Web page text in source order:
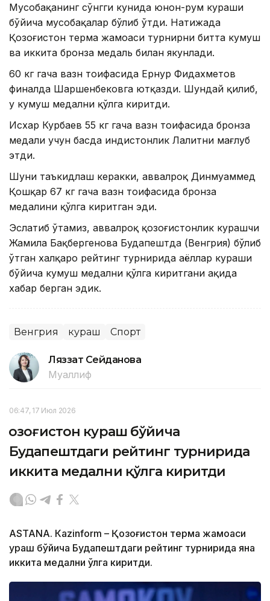
Мусобақанинг сўнгги кунида юнон-рум кураши
бўйича мусобақалар бўлиб ўтди. Натижада
Қозоғистон терма жамоаси турнирни битта кумуш
ва иккита бронза медаль билан якунлади.
60 кг гача вазн тоифасида Ернур Фидахметов
финалда Шаршенбековга ютқазди. Шундай қилиб,
у кумуш медални қўлга киритди.
Исхар Курбаев 55 кг гача вазн тоифасида бронза
медали учун баҳсда ҳиндистонлик Лалитни мағлуб
этди.
Шуни таъкидлаш керакки, аввалроқ Динмуҳаммед
Қошқар 67 кг гача вазн тоифасида бронза
медалини қўлга киритган эди.
Эслатиб ўтамиз, аввалроқ қозоғистонлик курашчи
Жамила Бақбергенова Будапештда (Венгрия) бўлиб
ўтган халқаро рейтинг турнирида аёллар кураши
бўйича кумуш медални қўлга киритгани ҳақида
хабар берган эдик.
Венгрия кураш Спорт
Ляззат Сейданова
Муаллиф
06:47, 17 Июл 2026
Қозоғистон кураш бўйича
Будапештдаги рейтинг турнирида
иккита медални қўлга киритди
ASTANА. Кazinform – Қозоғистон терма жамоаси
ураш бўйича Будапештдаги рейтинг турнирида яна
иккита медални қўлга киритди.